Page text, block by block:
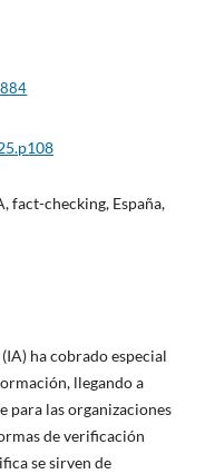
fact-checking, España,
ha cobrado especial
llegando a
para las organizaciones
de verificación
se sirven de